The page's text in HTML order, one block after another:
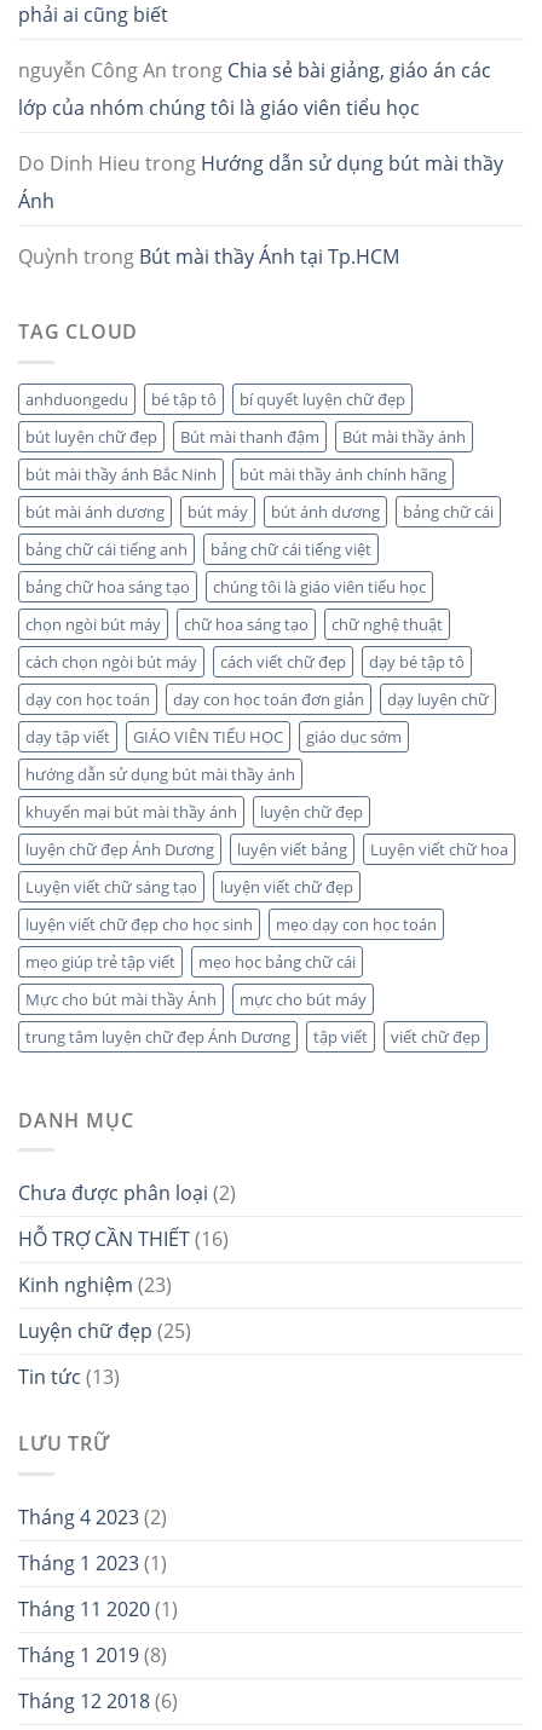
phải ai cũng biết
nguyễn Công An trong Chia sẻ bài giảng, giáo án các
lớp của nhóm chúng tôi là giáo viên tiểu học
Do Dinh Hieu trong Hướng dẫn sử dụng bút mài thầy
Ánh
Quỳnh trong Bút mài thầy Ánh tại Tp.HCM
TAG CLOUD
anhduongedu bé tập tô
bí quyết luyện chữ đẹp
bút luyện chữ đẹp
Bút mài thanh đậm
Bút mài thầy ánh
bút mài thầy ánh Bắc Ninh
bút mài thầy ánh chính hãng
bút mài ánh dương
bút máy bút ánh dương
bảng chữ cái
bảng chữ cái tiếng anh
bảng chữ cái tiếng việt
bảng chữ hoa sáng tạo
chúng tôi là giáo viên tiểu học
chọn ngòi bút máy
chữ hoa sáng tạo
chữ nghệ thuật
cách chọn ngòi bút máy
cách viết chữ đẹp
dạy bé tập tô
dạy con học toán
dạy con học toán đơn giản
dạy luyện chữ
dạy tập viết
GIÁO VIÊN TIỂU HỌC
giáo dục sớm
hướng dẫn sử dụng bút mài thầy ánh
khuyến mại bút mài thầy ánh
luyện chữ đẹp
luyện chữ đẹp Ánh Dương
luyện viết bảng
Luyện viết chữ hoa
Luyện viết chữ sáng tạo
luyện viết chữ đẹp
luyện viết chữ đẹp cho học sinh
mẹo dạy con học toán
mẹo giúp trẻ tập viết
mẹo học bảng chữ cái
Mực cho bút mài thầy Ánh
mực cho bút máy
trung tâm luyện chữ đẹp Ánh Dương
tập viết viết chữ đẹp
DANH MỤC
Chưa được phân loại (2)
HỖ TRỢ CẦN THIẾT(16)
Kinh nghiệm (23)
Luyện chữ đẹp (25)
Tin tức (13)
LƯU TRỮ
Tháng 4 2023(2)
Tháng 1 2023(1)
Tháng 11 2020(1)
Tháng 1 2019(8)
Tháng 12 2018(6)